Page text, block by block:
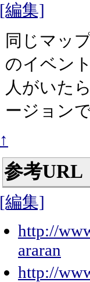
[編集]
同じマッ
のイベン
人がいた
ージョン
↑
参考URL
[編集]
http://
araran
http://